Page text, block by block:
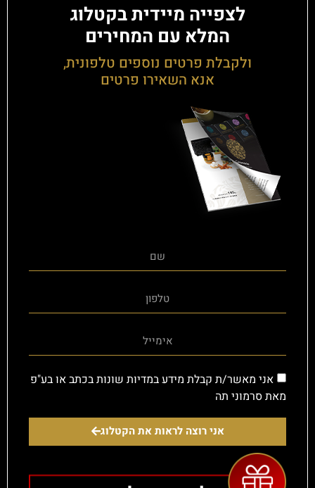
לצפייה מיידית בקטלוג
המלא עם המחירים
ולקבלת פרטים נוספים טלפונית,
אנא השאירו פרטים
אני מאשר/ת קבלת מידע במדיות שונות בכתב או בע"פ
מאת סרמוני תה
אני רוצה לראות את הקטלוג